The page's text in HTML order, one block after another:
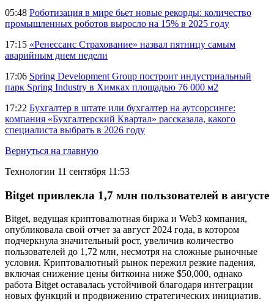
05:48 Роботизация в мире бьет новые рекорды: количество
промышленных роботов выросло на 15% в 2025 году
17:15 «Ренессанс Страхование» назвал пятницу самым
аварийным днем недели
17:06 Spring Development Group построит индустриальный
парк Spring Industry в Химках площадью 76 000 м2
17:22 Бухгалтер в штате или бухгалтер на аутсорсинге:
компания «Бухгалтерский Квартал» рассказала, какого
специалиста выбрать в 2026 году
Вернуться на главную
Технологии 11 сентября 11:53
Bitget привлекла 1,7 млн пользователей в августе
Bitget, ведущая криптовалютная биржа и Web3 компания,
опубликовала свой отчет за август 2024 года, в котором
подчеркнула значительный рост, увеличив количество
пользователей до 1,72 млн, несмотря на сложные рыночные
условия. Криптовалютный рынок пережил резкие падения,
включая снижение цены биткоина ниже $50,000, однако
работа Bitget оставалась устойчивой благодаря интеграции
новых функций и продвижению стратегических инициатив.